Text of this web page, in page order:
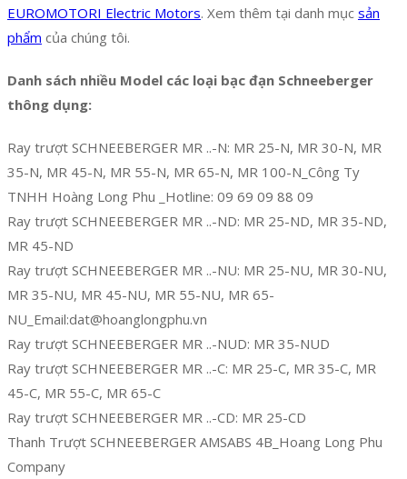
EUROMOTORI Electric Motors. Xem thêm tại danh mục sản
phẩm của chúng tôi.
Danh sách nhiều Model các loại bạc đạn Schneeberger
thông dụng:
Ray trượt SCHNEEBERGER MR ..-N: MR 25-N, MR 30-N, MR
35-N, MR 45-N, MR 55-N, MR 65-N, MR 100-N_Công Ty
TNHH Hoàng Long Phu _Hotline: 09 69 09 88 09
Ray trượt SCHNEEBERGER MR ..-ND: MR 25-ND, MR 35-ND,
MR 45-ND
Ray trượt SCHNEEBERGER MR ..-NU: MR 25-NU, MR 30-NU,
MR 35-NU, MR 45-NU, MR 55-NU, MR 65-
NU_Email:dat@hoanglongphu.vn
Ray trượt SCHNEEBERGER MR ..-NUD: MR 35-NUD
Ray trượt SCHNEEBERGER MR ..-C: MR 25-C, MR 35-C, MR
45-C, MR 55-C, MR 65-C
Ray trượt SCHNEEBERGER MR ..-CD: MR 25-CD
Thanh Trượt SCHNEEBERGER AMSABS 4B_Hoang Long Phu
Company